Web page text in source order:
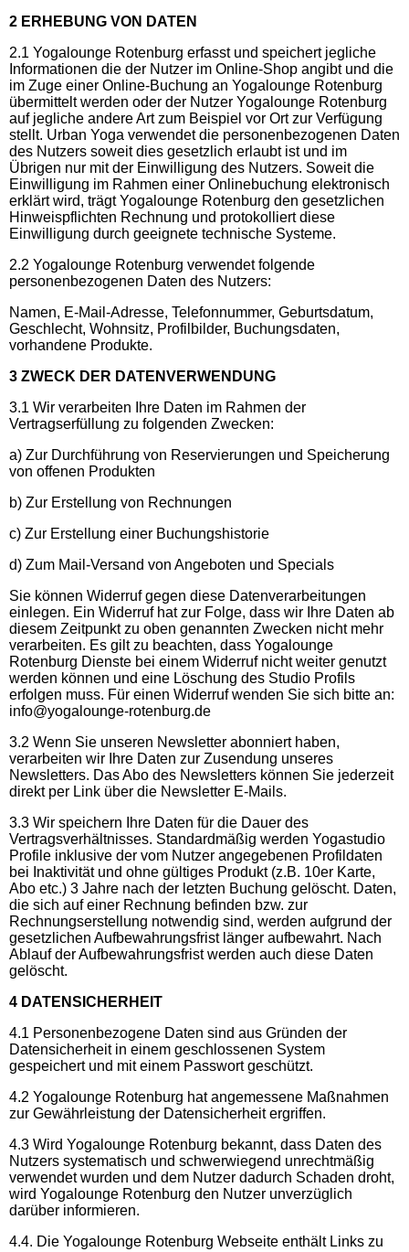
2 ERHEBUNG VON DATEN
2.1 Yogalounge Rotenburg erfasst und speichert jegliche
Informationen die der Nutzer im Online-Shop angibt und die
im Zuge einer Online-Buchung an Yogalounge Rotenburg
übermittelt werden oder der Nutzer Yogalounge Rotenburg
auf jegliche andere Art zum Beispiel vor Ort zur Verfügung
stellt. Urban Yoga verwendet die personenbezogenen Daten
des Nutzers soweit dies gesetzlich erlaubt ist und im
Übrigen nur mit der Einwilligung des Nutzers. Soweit die
Einwilligung im Rahmen einer Onlinebuchung elektronisch
erklärt wird, trägt Yogalounge Rotenburg den gesetzlichen
Hinweispflichten Rechnung und protokolliert diese
Einwilligung durch geeignete technische Systeme.
2.2 Yogalounge Rotenburg verwendet folgende
personenbezogenen Daten des Nutzers:
Namen, E-Mail-Adresse, Telefonnummer, Geburtsdatum,
Geschlecht, Wohnsitz, Profilbilder, Buchungsdaten,
vorhandene Produkte.
3 ZWECK DER DATENVERWENDUNG
3.1 Wir verarbeiten Ihre Daten im Rahmen der
Vertragserfüllung zu folgenden Zwecken:
a) Zur Durchführung von Reservierungen und Speicherung
von offenen Produkten
b) Zur Erstellung von Rechnungen
c) Zur Erstellung einer Buchungshistorie
d) Zum Mail-Versand von Angeboten und Specials
Sie können Widerruf gegen diese Datenverarbeitungen
einlegen. Ein Widerruf hat zur Folge, dass wir Ihre Daten ab
diesem Zeitpunkt zu oben genannten Zwecken nicht mehr
verarbeiten. Es gilt zu beachten, dass Yogalounge
Rotenburg Dienste bei einem Widerruf nicht weiter genutzt
werden können und eine Löschung des Studio Profils
erfolgen muss. Für einen Widerruf wenden Sie sich bitte an:
info@yogalounge-rotenburg.de
3.2 Wenn Sie unseren Newsletter abonniert haben,
verarbeiten wir Ihre Daten zur Zusendung unseres
Newsletters. Das Abo des Newsletters können Sie jederzeit
direkt per Link über die Newsletter E-Mails.
3.3 Wir speichern Ihre Daten für die Dauer des
Vertragsverhältnisses. Standardmäßig werden Yogastudio
Profile inklusive der vom Nutzer angegebenen Profildaten
bei Inaktivität und ohne gültiges Produkt (z.B. 10er Karte,
Abo etc.) 3 Jahre nach der letzten Buchung gelöscht. Daten,
die sich auf einer Rechnung befinden bzw. zur
Rechnungserstellung notwendig sind, werden aufgrund der
gesetzlichen Aufbewahrungsfrist länger aufbewahrt. Nach
Ablauf der Aufbewahrungsfrist werden auch diese Daten
gelöscht.
4 DATENSICHERHEIT
4.1 Personenbezogene Daten sind aus Gründen der
Datensicherheit in einem geschlossenen System
gespeichert und mit einem Passwort geschützt.
4.2 Yogalounge Rotenburg hat angemessene Maßnahmen
zur Gewährleistung der Datensicherheit ergriffen.
4.3 Wird Yogalounge Rotenburg bekannt, dass Daten des
Nutzers systematisch und schwerwiegend unrechtmäßig
verwendet wurden und dem Nutzer dadurch Schaden droht,
wird Yogalounge Rotenburg den Nutzer unverzüglich
darüber informieren.
4.4. Die Yogalounge Rotenburg Webseite enthält Links zu